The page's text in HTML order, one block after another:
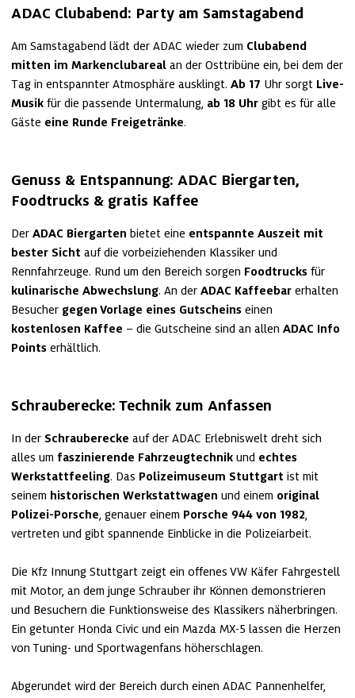
ADAC Clubabend: Party am Samstagabend
Am Samstagabend lädt der ADAC wieder zum Clubabend
mitten im Markenclubareal an der Osttribüne ein, bei dem der
Tag in entspannter Atmosphäre ausklingt. Ab 17 Uhr sorgt Live-
Musik für die passende Untermalung, ab 18 Uhr gibt es für alle
Gäste eine Runde Freigetränke.
Genuss & Entspannung: ADAC Biergarten,
Foodtrucks & gratis Kaffee
Der ADAC Biergarten bietet eine entspannte Auszeit mit
bester Sicht auf die vorbeiziehenden Klassiker und
Rennfahrzeuge. Rund um den Bereich sorgen Foodtrucks
kulinarische Abwechslung. An der ADAC Kaffeebar erhalten
Besucher gegen Vorlage eines Gutscheins
kostenlosen Kaffee – die Gutscheine sind an allen ADAC Info
Points erhältlich.
Schrauberecke: Technik zum Anfassen
In der Schrauberecke auf der ADAC Erlebniswelt dreht sich
alles um faszinierende Fahrzeugtechnik und echtes
Werkstattfeeling. Das Polizeimuseum Stuttgart ist mit
seinem historischen Werkstattwagen und einem original
Polizei-Porsche, genauer einem Porsche 944 von 1982,
vertreten und gibt spannende Einblicke in die Polizeiarbeit.
Die Kfz Innung Stuttgart zeigt ein offenes VW Käfer Fahrgestell
mit Motor, an dem junge Schrauber ihr Können demonstrieren
und Besuchern die Funktionsweise des Klassikers näherbringen.
Ein getunter Honda Civic und ein Mazda MX‑5 lassen die Herzen
von Tuning‑ und Sportwagenfans höherschlagen.
Abgerundet wird der Bereich durch einen ADAC Pannenhelfer,